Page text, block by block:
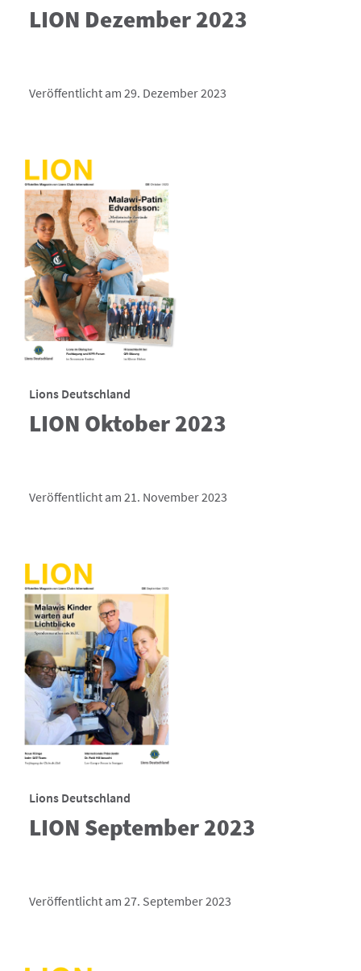
LION Dezember 2023
Veröffentlicht am 29. Dezember 2023
Lions Deutschland
LION Oktober 2023
Veröffentlicht am 21. November 2023
Lions Deutschland
LION September 2023
Veröffentlicht am 27. September 2023